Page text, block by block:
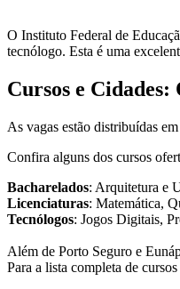
O Instituto Federal de
tecnólogo. Esta é uma
Cursos e
As vagas estão distribuídas
Confira alguns dos cursos
Bacharelados: Arquitetura e
Licenciaturas: Matemática,
Tecnólogos: Jogos Digitais,
Além de Porto Seguro e
Para a lista completa de